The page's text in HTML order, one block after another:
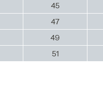
45
47
49
51